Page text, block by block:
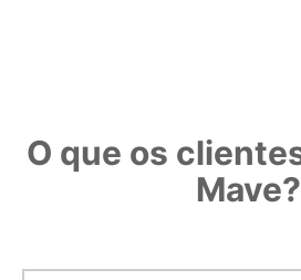
O que os
Mave?